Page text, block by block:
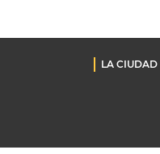
LA CIUDAD